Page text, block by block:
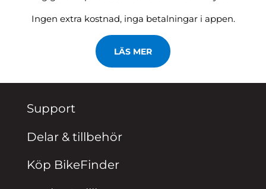
Ingen extra kostnad, inga betalningar i appen.
LÄS MER
Support
Delar & tillbehör
Köp BikeFinder